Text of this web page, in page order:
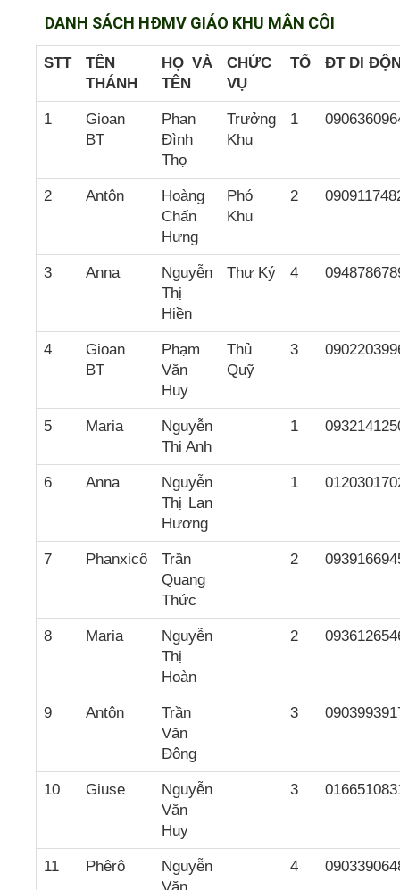
DANH SÁCH HĐMV GIÁO KHU MÂN CÔI
STT
TÊN
THÁNH
HỌ VÀ
TÊN
CHỨC
VỤ
TỔ ĐT DI
1
Gioan
BT
Phan
Đình
Thọ
Trưởng
Khu
1
2 Antôn
Hoàng
Chấn
Hưng
Phó
Khu
2
3 Anna
Nguyễn
Thị
Hiền
Thư Ký 4
4
Gioan
BT
Phạm
Văn
Huy
Thủ
Quỹ
3
5 Maria
Nguyễn
Thị Anh
1
6 Anna
Nguyễn
Thị Lan
Hương
1
7 Phanxicô
Trần
Quang
Thức
2
8 Maria
Nguyễn
Thị
Hoàn
2
9 Antôn
Trần
Văn
Đông
3
10 Giuse
Nguyễn
Văn
Huy
3
11 Phêrô
Nguyễn
Văn
4